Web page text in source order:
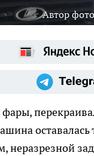
Автор
неразрезной